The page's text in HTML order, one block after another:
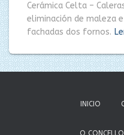
Cerámica Celta –
eliminación de maleza
fachadas dos fornos.
INICIO
O